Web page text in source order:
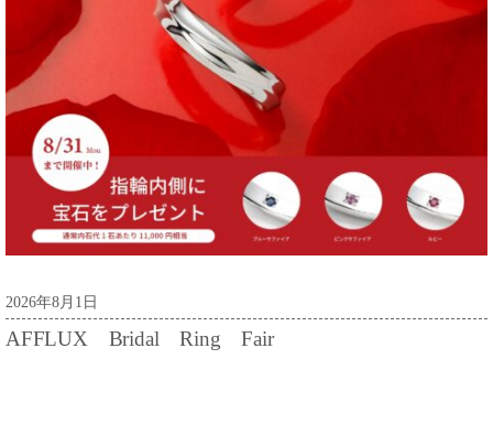
2026年8月1日
AFFLUX Bridal Ring Fair